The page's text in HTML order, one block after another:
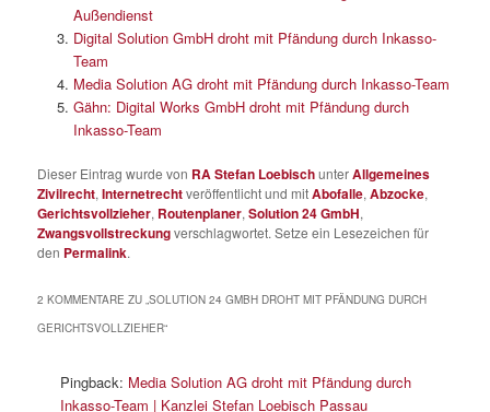
Außendienst
Digital Solution GmbH droht mit Pfändung durch Inkasso-
Team
Media Solution AG droht mit Pfändung durch Inkasso-Team
Gähn: Digital Works GmbH droht mit Pfändung durch
Inkasso-Team
Dieser Eintrag wurde von RA Stefan LoebischunterAllgemeines
Zivilrecht,Internetrechtveröffentlicht und mitAbofalle,Abzocke,
Gerichtsvollzieher, Routenplaner,Solution 24 GmbH,
Zwangsvollstreckungverschlagwortet. Setze ein Lesezeichen für
den Permalink.
2 KOMMENTARE ZU „SOLUTION 24 GMBH DROHT MIT PFÄNDUNG DURCH
GERICHTSVOLLZIEHER“
Pingback: Media Solution AG droht mit Pfändung durch
Inkasso-Team | Kanzlei Stefan Loebisch Passau